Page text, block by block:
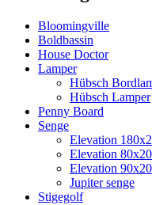
Bloomingville
Boldbassin
House Doctor
Lamper
Hübsch
Hübsch Lamper
Penny Board
Senge
Elevation
Elevation
Elevation
Jupiter senge
Stigegolf